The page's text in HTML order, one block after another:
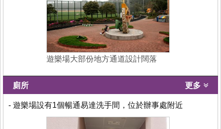
遊樂場大部份地方通道設計闊落
廁所 更多
- 遊樂場設有1個暢通易達洗手間，位於辦事處附近